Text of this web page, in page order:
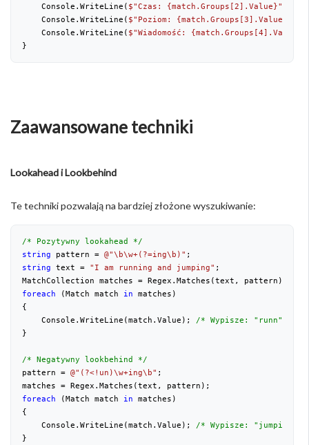
    Console.WriteLine(
$"Czas: {match.Groups[2].Value}"
    Console.WriteLine(
$"Poziom: {match.Groups[3].Value}
    Console.WriteLine(
$"Wiadomość: {match.Groups[4].Value}
}
Zaawansowane techniki
Lookahead i Lookbehind
Te techniki pozwalają na bardziej złożone wyszukiwanie:
/* Pozytywny lookahead */
string pattern = @"\b\w+(?=ing\b)" ;
string text = "I am running and jumping" ;
MatchCollection matches = Regex.Matches(text, pattern);
foreach (Match match in matches)
{
    Console.WriteLine(match.Value);
/* Wypisze: "runn",
}
/* Negatywny lookbehind */
pattern = @"(?<!un)\w+ing\b" ;
matches = Regex.Matches(text, pattern);
foreach (Match match in matches)
{
    Console.WriteLine(match.Value);
/* Wypisze: "jumping"
}